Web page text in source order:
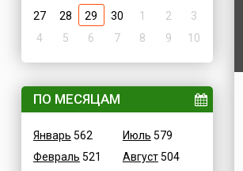
27
28 29 30 1 2
3
4
5 6 7 8 9 10
ПО МЕСЯЦАМ
Январь 562
Февраль 521
Июль 579
Август504